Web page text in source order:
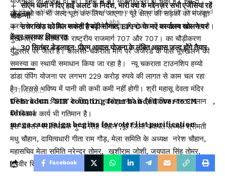
योजनाओ को भी जल्द पूरा कर लिया जाएगा। पूरे क्षेत्र की सड़कों को मजबूत
करने के लिए 1,300 करोड़ रुपये से ज्यादा की योजनाओं पर काम चल रहा है।
मुख्यमंत्री ने बताया कि राष्ट्रीय राजमार्ग 707 और 707। का चौड़ीकरण
युद्धस्तर पर जारी है। कालसी-चकराता मार्ग पर जजरेड के पास भूस्खलन की
समस्या का स्थायी समाधान किया जा रहा है। न्यू चकराता टाउनशिप हय्यो
डांडा पंपिंग योजना पर लगभग 229 करोड़ रुपये की लागत से काम चल रहा
है। जिससे भविष्य में पानी की कभी कमी नहीं होगी। श्री महासू देवता मंदिर
परिसर के भव्य विकास के लिए 120 करोड़ रुपये के ऐतिहासिक मास्टर प्लान
पर विकास कार्य भी गतिमान है।
इस अवसर पर विधायक मुन्ना सिंह चौहान ,पूर्व जिला पंचायत अध्यक्ष श्रीमती
मधु चौहान, दायित्वधारी गीता राम गौड़, मेला समिति के अध्यक्ष नरेश चौहान,
महासचिव मेला समिति नरेन्द्र तोमर, खुशीराम जोशी, जयपाल सिंह तोमर,
शूरवीर सिंह तोमर, बलवीर सिंह नेगी एवं अन्य लोग मौजूद रहे।
सीएम धामी ने दिए हाई अलर्ट के निर्देश, भारी वर्षा के मद्देनज़र सभी एजेंसियां रहें
चौकन्नी
उत्तराखंड को मिल सकती है बड़ी सौगात, EPFO के नए कार्यालय खोलने पर
केंद्र सरकार विचाररत
30 सितंबर डेडलाइन: पीएम आवास योजना के लंबित आवास जल्द होंगे तैयार
TAGGED:
Dehradun: 'SIR' counting form handed over to CM
Dhami
mega campaign begins for voter list purification
Facebook
© Khabar 360 India. All Rights Reserved | Developed By:Tech Yard
Labs